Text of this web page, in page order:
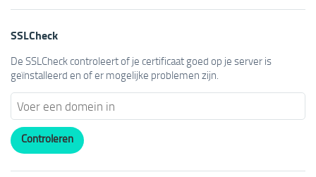
SSLCheck
De SSLCheck controleert of je certificaat goed op je server is
geïnstalleerd en of er mogelijke problemen zijn.